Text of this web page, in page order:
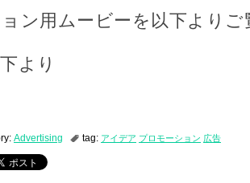
ン用ムービーを以下より
より
Advertising tag: アイデア プロモーション 広告